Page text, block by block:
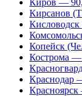
Киров —
Кирсанов
Копейск
Кострома
Краснодар